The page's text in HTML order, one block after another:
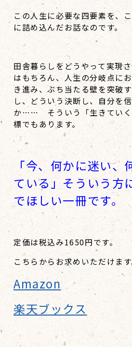
この人生に必要な四要素を、
に詰め込んだお話なのです。
田舎暮らしをどうやって実現
はもちろん、人生の分岐点に
き進み、ぶち当たる壁を突破
し、どういう決断し、自分を
か…… そういう「生きていく
標でもあります。
「今、何かに迷い、
ている」そういう方
でほしい一冊です。
定価は税込み1650円です。
こちらからお求めいただけます
Amazon
楽天ブックス